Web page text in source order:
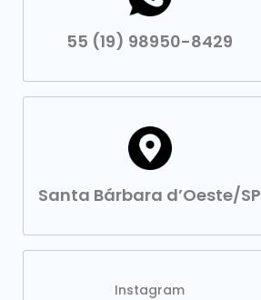
55 (19) 98950-8429
Santa Bárbara d’Oeste/SP
Instagram